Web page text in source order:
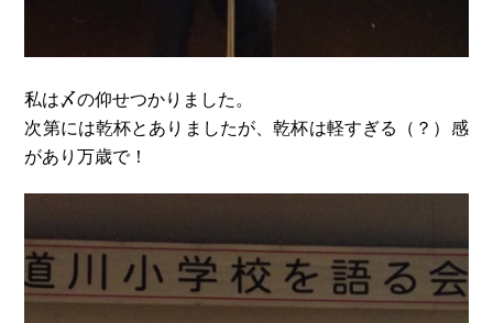
私は〆の仰せつかりました。
次第には乾杯とありましたが、乾杯は軽すぎる（？）感
があり万歳で！